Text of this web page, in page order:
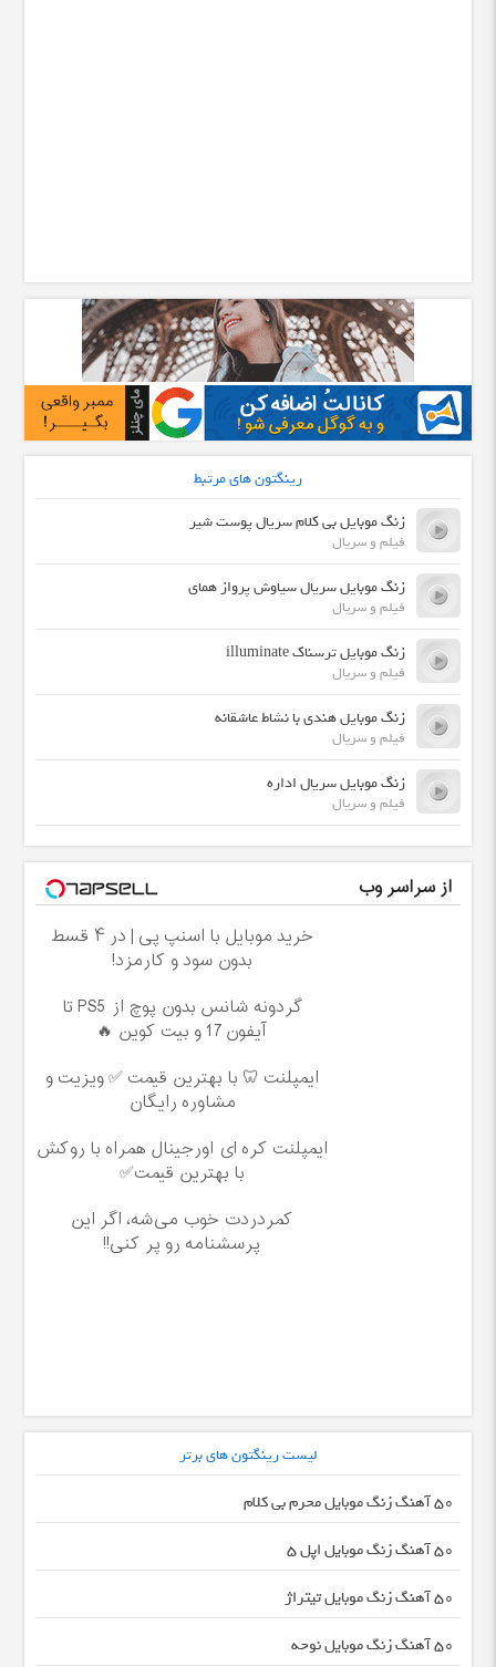
رینگتون های مرتبط
زنگ موبایل بی کلام سریال پوست شیر
فیلم و سریال
زنگ موبایل سریال سیاوش پرواز همای
فیلم و سریال
زنگ موبایل ترسناک illuminate
فیلم و سریال
زنگ موبایل هندی با نشاط عاشقانه
فیلم و سریال
زنگ موبایل سریال اداره
فیلم و سریال
از سراسر وب
خرید موبایل با اسنپ پی | در ۴ قسط
بدون سود و کارمزد!
گردونه شانس بدون پوچ از PS5 تا
آیفون17 و بیت کوین 🔥
ایمپلنت 🦷 با بهترین قیمت ✅ ویزیت و
مشاوره رایگان
ایمپلنت کره ای اورجینال همراه با روکش
با بهترین قیمت✅
کمردردت خوب می‌شه، اگر این
پرسشنامه رو پر کنی!!
لیست رینگتون های برتر
50 آهنگ زنگ موبایل محرم بی کلام
50 آهنگ زنگ موبایل اپل 5
50 آهنگ زنگ موبایل تیتراژ
50 آهنگ زنگ موبایل نوحه